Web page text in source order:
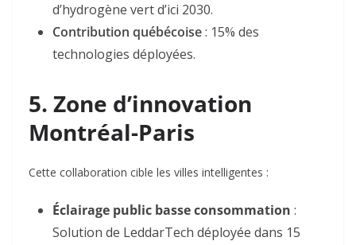
d’hydrogène vert d’ici 2030.
Contribution québécoise: 15% des
technologies déployées.
5. Zone d’innovation
Montréal-Paris
Cette collaboration cible les villes intelligentes :
Éclairage public basse consommation :
Solution de LeddarTech déployée dans 15